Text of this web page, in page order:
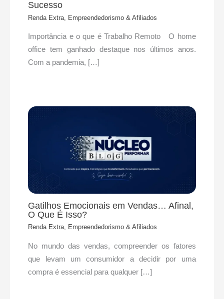
Sucesso
Renda Extra, Empreendedorismo & Afiliados
Importância e o que é Trabalho Remoto O home
office tem ganhado destaque nos últimos anos.
Com a pandemia, […]
Gatilhos Emocionais em Vendas… Afinal,
O Que É Isso?
Renda Extra, Empreendedorismo & Afiliados
No mundo das vendas, compreender os fatores
que levam um consumidor a decidir por uma
compra é essencial para qualquer […]